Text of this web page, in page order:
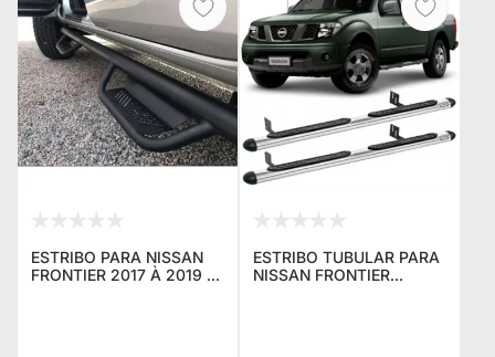
ESTRIBO PARA NISSAN
FRONTIER 2017 À 2019 -
ESTRIBO TUBULAR PARA
NISSAN FRONTIER